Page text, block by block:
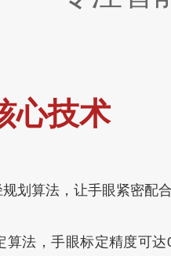
心技术
划算法，让手眼紧密配
算法，手眼标定精度可